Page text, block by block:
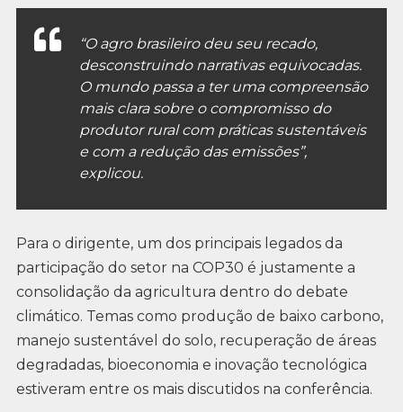
“O agro brasileiro deu seu recado,
desconstruindo narrativas equivocadas.
O mundo passa a ter uma compreensão
mais clara sobre o compromisso do
produtor rural com práticas sustentáveis
e com a redução das emissões”,
explicou.
Para o dirigente, um dos principais legados da
participação do setor na COP30 é justamente a
consolidação da agricultura dentro do debate
climático. Temas como produção de baixo carbono,
manejo sustentável do solo, recuperação de áreas
degradadas, bioeconomia e inovação tecnológica
estiveram entre os mais discutidos na conferência.